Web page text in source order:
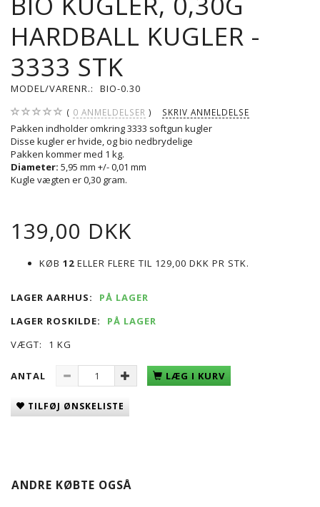
HARDBALL KUGLER -
3333 STK
MODEL/VARENR.: BIO-0.30
0 ANMELDELSER SKRIV ANMELDELSE
Pakken indholder omkring 3333 softgun kugler
Disse kugler er hvide, og bio nedbrydelige
Pakken kommer med 1 kg.
Diameter: 5,95 mm +/- 0,01 mm
Kugle vægten er 0,30 gram.
139,00 DKK
KØB 12 ELLER FLERE TIL 129,00 DKK PR STK.
LAGER AARHUS:
PÅ LAGER
LAGER ROSKILDE:
PÅ LAGER
VÆGT:
1 KG
ANTAL LÆG I KURV
TILFØJ ØNSKELISTE
ANDRE KØBTE OGSÅ